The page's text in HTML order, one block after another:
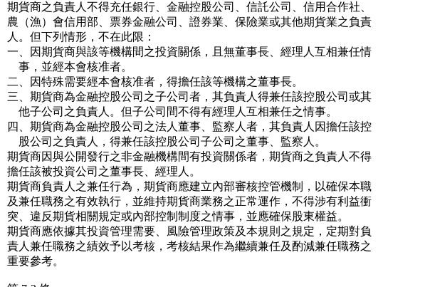
期貨商之負責人不得充任銀行、金融控股公司、信託公司、信用合作社、
農（漁）會信用部、票券金融公司、證券業、保險業或其他期貨業之負責
人。但下列情形，不在此限：
一、因期貨商與該等機構間之投資關係，且無董事長、經理人互相兼任情
事，並經本會核准者。
二、因特殊需要經本會核准者，得擔任該等機構之董事長。
三、期貨商為金融控股公司之子公司者，其負責人得兼任該控股公司或其
他子公司之負責人。但子公司間不得有經理人互相兼任之情事。
四、期貨商為金融控股公司之法人董事、監察人者，其負責人因擔任該控
股公司之負責人，得兼任該控股公司子公司之董事、監察人。
期貨商因與公開發行之非金融機構間有投資關係者，期貨商之負責人不得
擔任該被投資公司之董事長、經理人。
期貨商負責人之兼任行為，期貨商應建立內部審核控管機制，以確保本職
及兼任職務之有效執行，並維持期貨商業務之正常運作，不得涉有利益衝
突、違反期貨相關規定或內部控制制度之情事，並應確保股東權益。
期貨商應依據其投資管理需要、風險管理政策及本規則之規定，定期對負
責人兼任職務之績效予以考核，考核結果作為繼續兼任及酌減兼任職務之
重要參考。